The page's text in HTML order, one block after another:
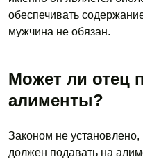
обеспечивать
мужчина не обязан.
Может ли отец
алименты?
Законом не установлено,
должен подавать на